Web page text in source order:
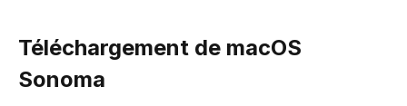
Téléchargement de macOS
Sonoma